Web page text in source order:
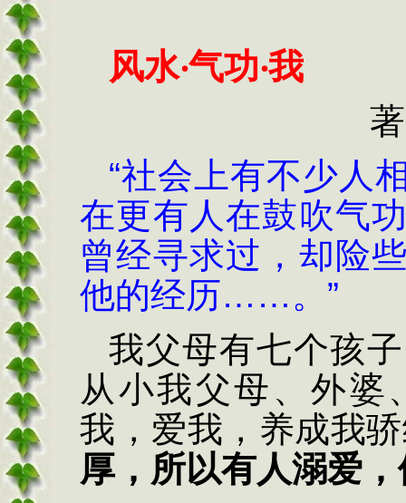
风水‧气功‧我
“社会上有不少人
在更有人在鼓吹气
曾经寻求过，却险
他的经历…… 。 ”
我父母有七个孩
从小我父母、外婆
我，爱我，养成我
厚，所以有人溺爱